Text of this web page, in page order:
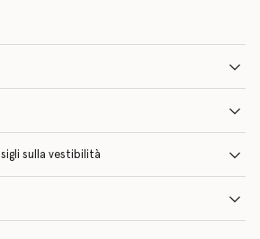
sulla vestibilità